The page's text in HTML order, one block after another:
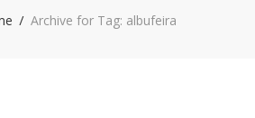
Archive for Tag: albufeira